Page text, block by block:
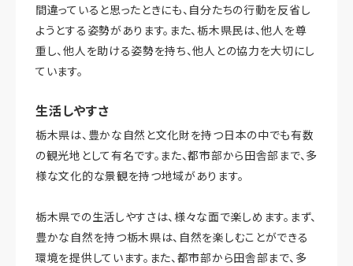
間違っていると思ったときにも、自分たちの行動を反省し
ようとする姿勢があります。また、栃木県民は、他人を尊
重し、他人を助ける姿勢を持ち、他人との協力を大切にし
ています。
生活しやすさ
栃木県は、豊かな自然と文化財を持つ日本の中でも有数
の観光地として有名です。また、都市部から田舎部まで、多
様な文化的な景観を持つ地域があります。
栃木県での生活しやすさは、様々な面で楽しめます。まず、
豊かな自然を持つ栃木県は、自然を楽しむことができる
環境を提供しています。また、都市部から田舎部まで、多